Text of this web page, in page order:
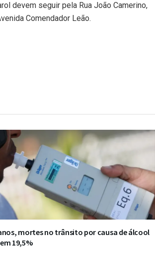
devem seguir pela Rua João Camerino,
Comendador Leão.
mortes no trânsito por causa de álcool
19,5%